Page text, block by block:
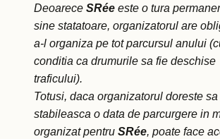
Deoarece SRée este o tura
sine statatoare, organizatorul are
a-l organiza pe tot parcursul anului
conditia ca drumurile sa fie deschise
traficului).
Totusi, daca organizatorul doreste sa
stabileasca o data de parcurgere in
organizat pentru SRée, poate face